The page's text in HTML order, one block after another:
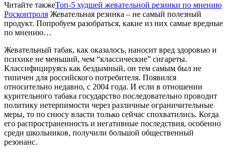
Читайте такжеТоп-5 худшей жевательной резинки по мнению
Росконтроля Жевательная резинка – не самый полезный
продукт. Попробуем разобраться, какие из них самые вредные
по мнению…
Жевательный табак, как оказалось, наносит вред здоровью и
психике не меньший, чем “классические” сигареты.
Классифицируясь как бездымный, он тем самым был не
типичен для российского потребителя. Появился
относительно недавно, с 2004 года. И если в отношении
курительного табака государство последовательно проводит
политику нетерпимости через различные ограничительные
меры, то по снюсу власти только сейчас спохватились. Когда
его распространенность и негативные последствия, особенно
среди школьников, получили большой общественный
резонанс.